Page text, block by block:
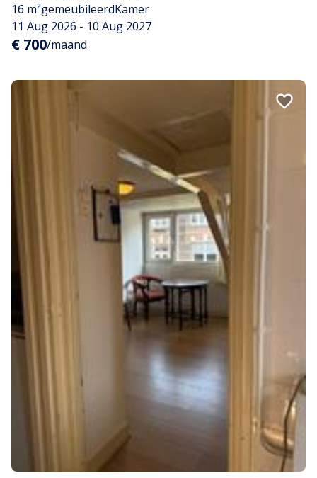
16 m²gemeubileerdKamer
11 Aug 2026 - 10 Aug 2027
€ 700/maand